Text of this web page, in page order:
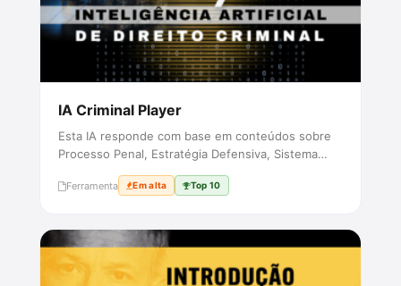
IA Criminal Player
Esta IA responde com base em conteúdos sobre
Processo Penal, Estratégia Defensiva, Sistema
Ferramenta Em alta Top 10